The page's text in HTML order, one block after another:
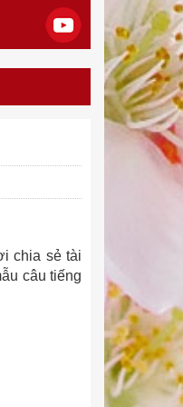
chia sẻ tài
câu tiếng